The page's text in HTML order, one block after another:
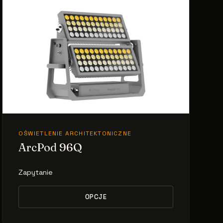
OŚWIETLENIE ARCHITEKTONICZNE
ArcPod 96Q
Zapytanie
OPCJE